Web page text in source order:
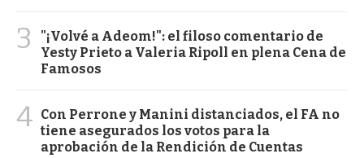
3
"¡Volvé a Adeom!": el filoso comentario de
Yesty Prieto a Valeria Ripoll en plena Cena de
Famosos
4 Con Perrone y Manini distanciados, el FA no
tiene asegurados los votos para la
aprobación de la Rendición de Cuentas